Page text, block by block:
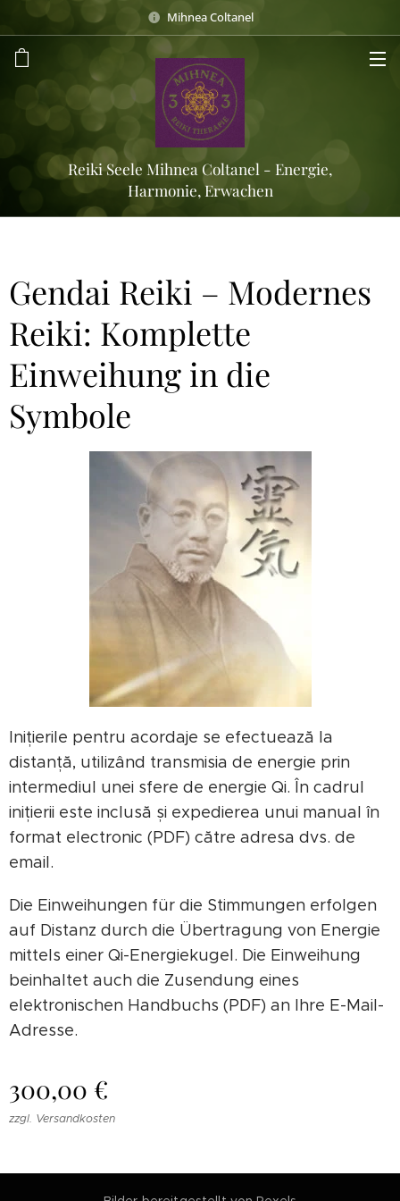
Mihnea Coltanel
Reiki Seele Mihnea Coltanel - Energie,
Harmonie, Erwachen
Gendai Reiki – Modernes
Reiki: Komplette
Einweihung in die
Symbole
Inițierile pentru acordaje se efectuează la
distanță, utilizând transmisia de energie prin
intermediul unei sfere de energie Qi. În cadrul
inițierii este inclusă și expedierea unui manual în
format electronic (PDF) către adresa dvs. de
email.
Die Einweihungen für die Stimmungen erfolgen
auf Distanz durch die Übertragung von Energie
mittels einer Qi-Energiekugel. Die Einweihung
beinhaltet auch die Zusendung eines
elektronischen Handbuchs (PDF) an Ihre E-Mail-
Adresse.
300,00 €
zzgl. Versandkosten